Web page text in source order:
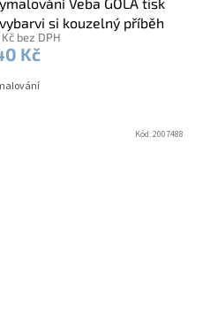
si kouzelný příběh
bez DPH
Kč
Kód:2007488